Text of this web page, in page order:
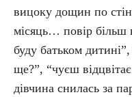
вицоку дощин по
місяць… повір більш
буду батьком
ще?”, “чуєш
дівчина снилась за